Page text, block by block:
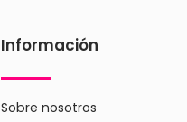
Información
Sobre nosotros